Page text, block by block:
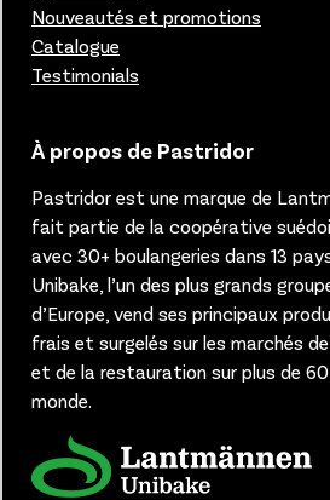
Nouveautés et promotions
Catalogue
Testimonials
À propos de Pastridor
Pastridor est une marque de
fait partie de la coopérative
avec 30+ boulangeries dans 13
Unibake, l’un des plus grands
d’Europe, vend ses principaux
frais et surgelés sur les marchés
et de la restauration sur plus de
monde.